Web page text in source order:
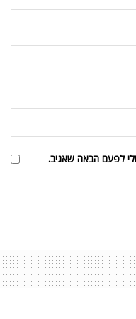
לפעם הבאה שאגיב.